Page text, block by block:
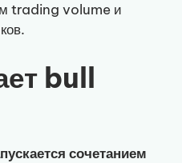
trading volume и
bull
сочетанием